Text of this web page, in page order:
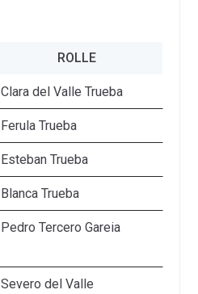
ROLLE
Clara del Valle Trueba
Ferula Trueba
Esteban Trueba
Blanca Trueba
Pedro Tercero Gareia
Severo del Valle